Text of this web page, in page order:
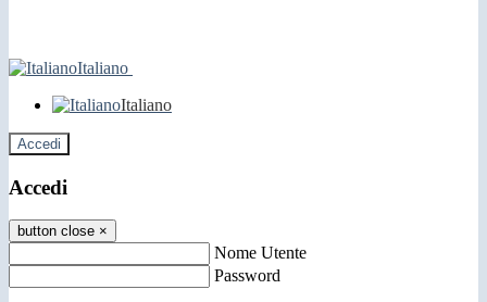
Italiano
Italiano
Accedi
Accedi
button close ×
Nome Utente
Password